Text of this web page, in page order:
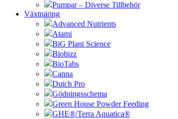
Pumpar – Diverse Tillbehör
Växtnäring
Advanced Nutrients
Atami
BiG Plant Science
Biobizz
BioTabs
Canna
Dutch Pro
Gödningsschema
Green House Powder Feeding
GHE®/Terra Aquatica®